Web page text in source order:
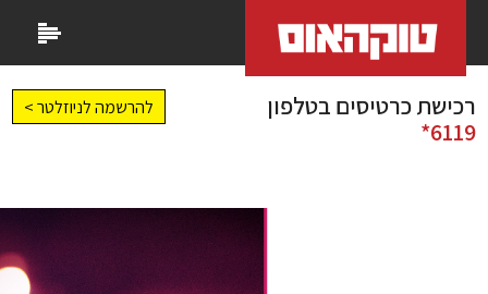
רכישת כרטיסים בטלפון
6119*
להרשמה לניוזלטר >